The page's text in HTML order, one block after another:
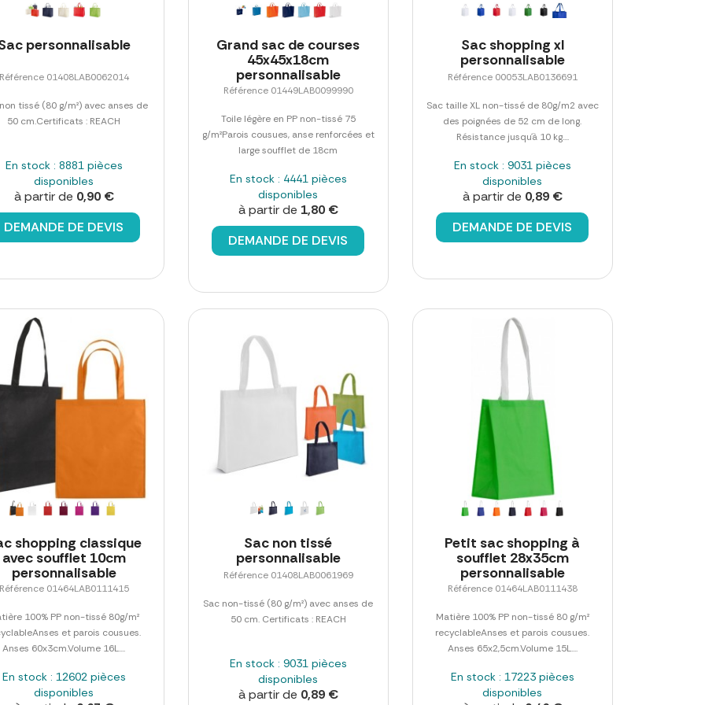
personnalisable
01408LAB0062014
tissé (80 g/m²) avec anses de
50 cm.Certificats : REACH
En stock : 8881 pièces
disponibles
à partir de 0,90 €
DEMANDE DE DEVIS
Grand sac de courses
45x45x18cm
personnalisable
Référence 01449LAB0099990
Toile légère en PP non-tissé 75
g/m²Parois cousues, anse renforcées et
large soufflet de 18cm
En stock : 4441 pièces
disponibles
à partir de 1,80 €
DEMANDE DE DEVIS
Sac shopping xl
personnalisable
Référence 00053LAB0136691
Sac taille XL non-tissé de 80g/m2 avec
des poignées de 52 cm de long.
Résistance jusqu´à 10 kg....
En stock : 9031 pièces
disponibles
à partir de 0,89 €
DEMANDE DE DEVIS
shopping classique
avec soufflet 10cm
personnalisable
01464LAB0111415
100% PP non-tissé 80g/m²
et parois cousues.
Anses 60x3cm.Volume 16L....
En stock : 12602 pièces
disponibles
Sac non tissé
personnalisable
Référence 01408LAB0061969
Sac non-tissé (80 g/m²) avec anses de
50 cm. Certificats : REACH
En stock : 9031 pièces
disponibles
à partir de 0,89 €
Petit sac shopping à
soufflet 28x35cm
personnalisable
Référence 01464LAB0111438
Matière 100% PP non-tissé 80 g/m²
recyclableAnses et parois cousues.
Anses 65x2,5cm.Volume 15L....
En stock : 17223 pièces
disponibles